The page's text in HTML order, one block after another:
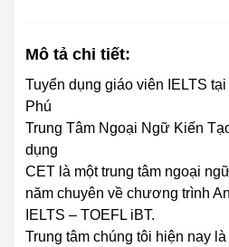
Mô tả chi tiết:
Tuyển dụng giáo viên IELTS
Phú
Trung Tâm Ngoại Ngữ Kiến
dụng
CET là một trung tâm ngoại
năm chuyên về chương trình
IELTS – TOEFL iBT.
Trung tâm chúng tôi hiện nay